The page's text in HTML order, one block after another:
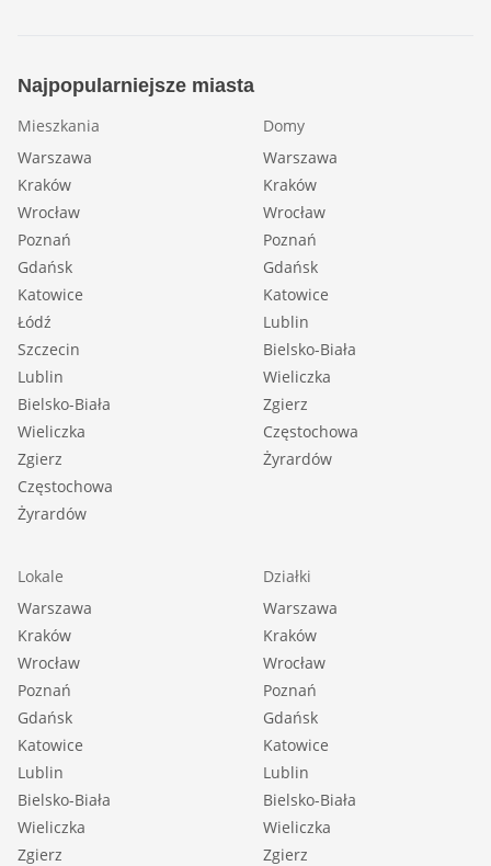
Najpopularniejsze miasta
Mieszkania
Warszawa
Kraków
Wrocław
Poznań
Gdańsk
Katowice
Łódź
Szczecin
Lublin
Bielsko-Biała
Wieliczka
Zgierz
Częstochowa
Żyrardów
Domy
Warszawa
Kraków
Wrocław
Poznań
Gdańsk
Katowice
Lublin
Bielsko-Biała
Wieliczka
Zgierz
Częstochowa
Żyrardów
Lokale
Warszawa
Kraków
Wrocław
Poznań
Gdańsk
Katowice
Lublin
Bielsko-Biała
Wieliczka
Zgierz
Działki
Warszawa
Kraków
Wrocław
Poznań
Gdańsk
Katowice
Lublin
Bielsko-Biała
Wieliczka
Zgierz